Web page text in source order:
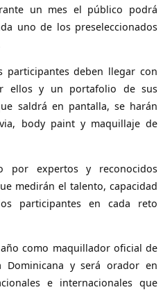
un mes el público podrá
uno de los preseleccionados
participantes deben llegar con
ellos y un portafolio de sus
saldrá en pantalla, se harán
body paint y maquillaje de
por expertos y reconocidos
medirán el talento, capacidad
participantes en cada reto
como maquillador oficial de
Dominicana y será orador en
e internacionales que